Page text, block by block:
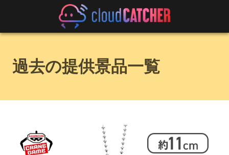
過去の提供景品一覧